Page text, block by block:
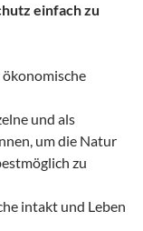
einfach zu
und als
um die Natur
zu
intakt und Leben